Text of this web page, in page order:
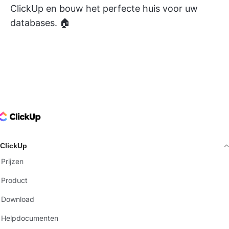
ClickUp en bouw het perfecte huis voor uw
databases. 🏠
Logo
ClickUp
Prijzen
Product
Download
Helpdocumenten